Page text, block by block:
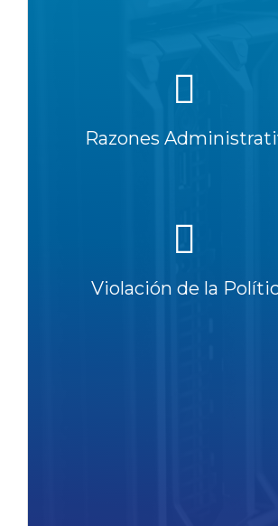
Razones
Violación de la